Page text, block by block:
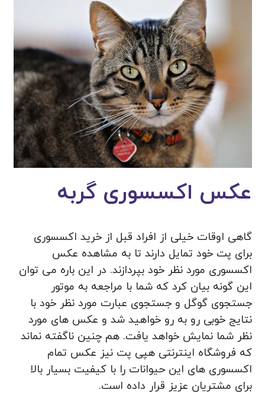
عکس اکسسوری گربه
گاهی اوقات خیلی از افراد قبل از خرید اکسسوری
برای پت خود تمایل دارند تا به مشاهده عکس
اکسسوری مورد نظر خود بپردازند. در این باره می توان
این گونه بیان کرد که شما با مراجعه به موتور
جستجوی گوگل و جستجوی عبارت مورد نظر خود با
نتایج خوبی رو به رو خواهید شد و عکس های مورد
نظر شما نمایش خواهد یافت. هم چنین ناگفته نماند
که فروشگاه اینترنتی هپی پت نیز عکس تمام
اکسسوری های این حیوانات را با کیفیت بسیار بالا
برای مشتریان عزیز قرار داده است.